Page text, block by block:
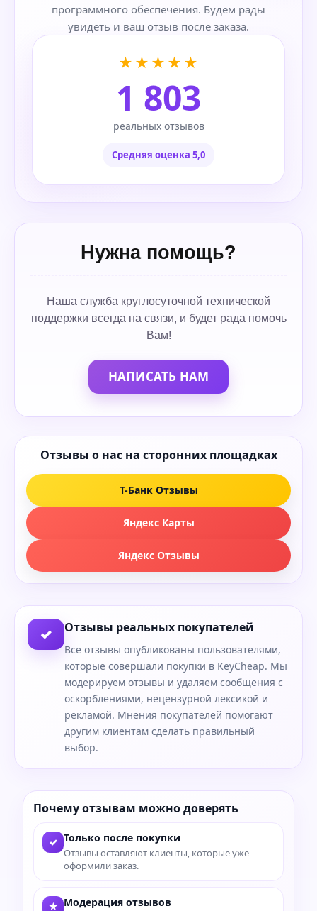
программного обеспечения. Будем рады
увидеть и ваш отзыв после заказа.
★★★★★
1 803
реальных отзывов
Средняя оценка 5,0
Нужна помощь?
Наша служба круглосуточной технической
поддержки всегда на связи, и будет рада помочь
Вам!
НАПИСАТЬ НАМ
Отзывы о нас на сторонних площадках
Т-Банк Отзывы
Яндекс Карты
Яндекс Отзывы
✓ Отзывы реальных покупателей
Все отзывы опубликованы пользователями,
которые совершали покупки в KeyCheap. Мы
модерируем отзывы и удаляем сообщения с
оскорблениями, нецензурной лексикой и
рекламой. Мнения покупателей помогают
другим клиентам сделать правильный
выбор.
Почему отзывам можно доверять
✓ Только после покупки
Отзывы оставляют клиенты, которые уже
оформили заказ.
★ Модерация отзывов